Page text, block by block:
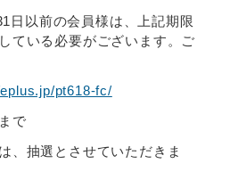
日以前の会員様は、上記期限
ている必要がございます。ご
pt618-fc/
で
、抽選とさせていただきま